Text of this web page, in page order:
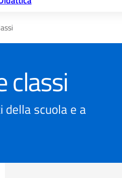
classi
scuola e a